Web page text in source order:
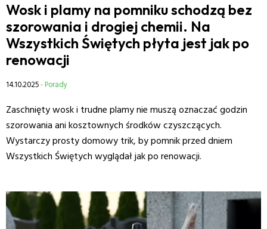
Wosk i plamy na pomniku schodzą bez
szorowania i drogiej chemii. Na
Wszystkich Świętych płyta jest jak po
renowacji
14.10.2025- Porady
Zaschnięty wosk i trudne plamy nie muszą oznaczać godzin
szorowania ani kosztownych środków czyszczących.
Wystarczy prosty domowy trik, by pomnik przed dniem
Wszystkich Świętych wyglądał jak po renowacji.